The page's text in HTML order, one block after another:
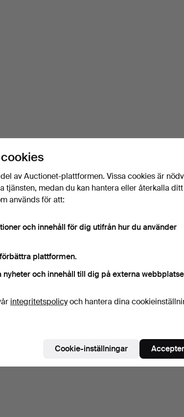
av Auctionet-plattformen. Vissa cookies är
tjänsten, medan du kan hantera eller återkalla ditt
används för att:
och innehåll för dig utifrån hur du använder
plattformen.
nyheter och innehåll till dig på externa
integritetspolicyoch hantera dina
Cookie-inställningar